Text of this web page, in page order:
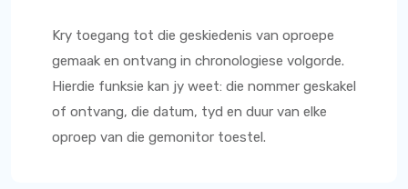
Kry toegang tot die geskiedenis van oproepe
gemaak en ontvang in chronologiese volgorde.
Hierdie funksie kan jy weet: die nommer geskakel
of ontvang, die datum, tyd en duur van elke
oproep van die gemonitor toestel.